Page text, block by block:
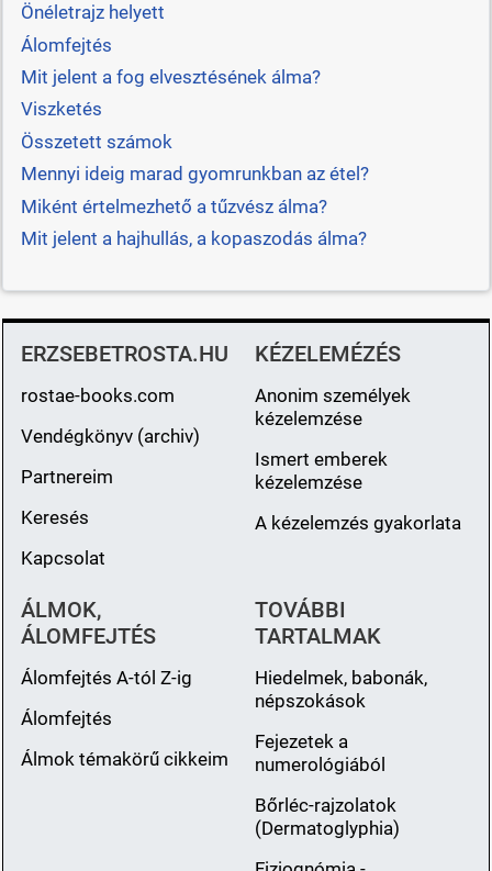
Önéletrajz helyett
Álomfejtés
Mit jelent a fog elvesztésének álma?
Viszketés
Összetett számok
Mennyi ideig marad gyomrunkban az étel?
Miként értelmezhető a tűzvész álma?
Mit jelent a hajhullás, a kopaszodás álma?
ERZSEBETROSTA.HU
rostae-books.com
Vendégkönyv (archiv)
Partnereim
Keresés
Kapcsolat
KÉZELEMÉZÉS
Anonim személyek
kézelemzése
Ismert emberek
kézelemzése
A kézelemzés gyakorlata
ÁLMOK,
ÁLOMFEJTÉS
Álomfejtés A-tól Z-ig
Álomfejtés
Álmok témakörű cikkeim
TOVÁBBI
TARTALMAK
Hiedelmek, babonák,
népszokások
Fejezetek a
numerológiából
Bőrléc-rajzolatok
(Dermatoglyphia)